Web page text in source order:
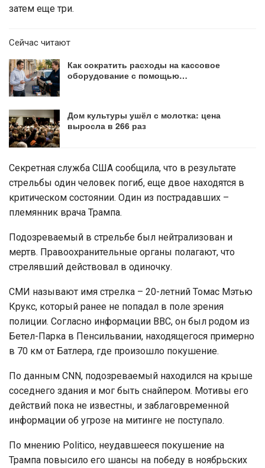
затем еще три.
Сейчас читают
Как сократить расходы на кассовое
оборудование с помощью…
Дом культуры ушёл с молотка: цена
выросла в 266 раз
Секретная служба США сообщила, что в результате
стрельбы один человек погиб, еще двое находятся в
критическом состоянии. Один из пострадавших –
племянник врача Трампа.
Подозреваемый в стрельбе был нейтрализован и
мертв. Правоохранительные органы полагают, что
стрелявший действовал в одиночку.
СМИ называют имя стрелка – 20-летний Томас Мэтью
Крукс, который ранее не попадал в поле зрения
полиции. Согласно информации BBC, он был родом из
Бетел-Парка в Пенсильвании, находящегося примерно
в 70 км от Батлера, где произошло покушение.
По данным CNN, подозреваемый находился на крыше
соседнего здания и мог быть снайпером. Мотивы его
действий пока не известны, и заблаговременной
информации об угрозе на митинге не поступало.
По мнению Politico, неудавшееся покушение на
Трампа повысило его шансы на победу в ноябрьских